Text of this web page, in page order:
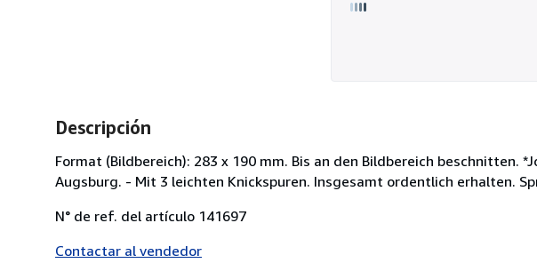
Descripción
Format (Bildbereich): 283 x 190 mm. Bis an den Bildbereich beschnitten.
Augsburg. - Mit 3 leichten Knickspuren. Insgesamt ordentlich erhalten.
N° de ref. del artículo 141697
Contactar al vendedor